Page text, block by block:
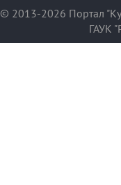
© 2013-2026 Портал
ГАУК